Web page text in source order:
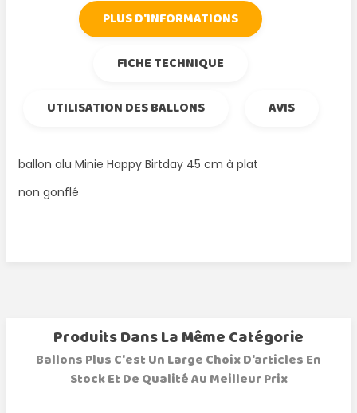
PLUS D'INFORMATIONS
FICHE TECHNIQUE
UTILISATION DES BALLONS
AVIS
ballon alu Minie Happy Birtday 45 cm à plat
non gonflé
Produits Dans La Même Catégorie
Ballons Plus C'est Un Large Choix D'articles En
Stock Et De Qualité Au Meilleur Prix